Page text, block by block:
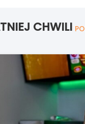
CHWILI